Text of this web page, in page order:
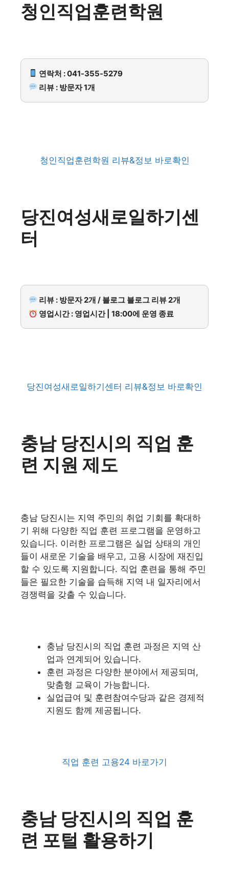
청인직업훈련학원
연락처 : 041-355-5279
리뷰 : 방문자 1개
청인직업훈련학원 리뷰&정보 바로확인
당진여성새로일하기센
터
리뷰 : 방문자 2개 / 블로그 블로그 리뷰 2개
영업시간 : 영업시간 | 18:00에 운영 종료
당진여성새로일하기센터 리뷰&정보 바로확인
충남 당진시의 직업 훈
련 지원 제도
충남 당진시는 지역 주민의 취업 기회를 확대하
기 위해 다양한 직업 훈련 프로그램을 운영하고
있습니다. 이러한 프로그램은 실업 상태의 개인
들이 새로운 기술을 배우고, 고용 시장에 재진입
할 수 있도록 지원합니다. 직업 훈련을 통해 주민
들은 필요한 기술을 습득해 지역 내 일자리에서
경쟁력을 갖출 수 있습니다.
충남 당진시의 직업 훈련 과정은 지역 산
업과 연계되어 있습니다.
훈련 과정은 다양한 분야에서 제공되며,
맞춤형 교육이 가능합니다.
실업급여 및 훈련참여수당과 같은 경제적
지원도 함께 제공됩니다.
직업 훈련 고용24 바로가기
충남 당진시의 직업 훈
련 포털 활용하기